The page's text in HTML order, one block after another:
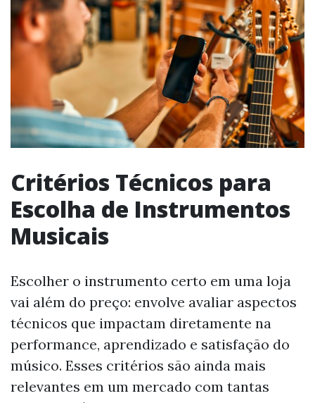
Critérios Técnicos para
Escolha de Instrumentos
Musicais
Escolher o instrumento certo em uma loja
vai além do preço: envolve avaliar aspectos
técnicos que impactam diretamente na
performance, aprendizado e satisfação do
músico. Esses critérios são ainda mais
relevantes em um mercado com tantas